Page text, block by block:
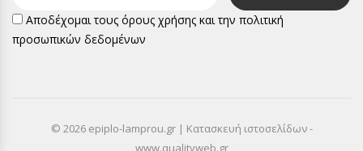
Αποδέχομαι τους όρους χρήσης και την πολιτική
προσωπικών δεδομένων
© 2026 epiplo-lamprou.gr | Κατασκευή ιστοσελίδων -
www.qualityweb.gr